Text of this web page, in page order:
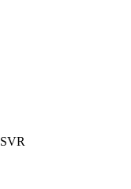
SVR